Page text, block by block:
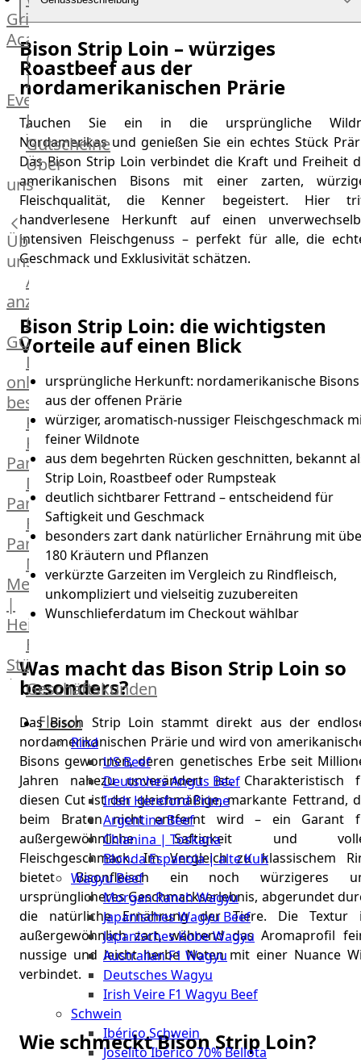
Grill
Academy
OTTO@Home
Individuelle
Events
Partner
Kalender
Gästehaus
Villa
Glanzstoff
Gutscheine
Über
uns
Über
uns
Alle
anzeigen
OTTO
GOURMET
Lebensmittel
online
bestellen
Karriere
Kochschul-
Partner
Depot-
Partner
Frischetheken-
Partner
Männer
Metzger
|
Heinsberg
Feinkost
Stüttgen
|
The
Meat
Club
Stuttgart
Geschäftskunden
Fleisch
Rind
US Beef
Deutsches Angus Beef
Irish Hereford Prime
Argentina Beef
Chianina | Toskana
Blonda Espanola | alte Kuh
Wagyu Beef
Morgan Ranch Wagyu
Japanisches Wagyu Beef
Japanisches Kobe Wagyu
Australian F1 Wagyu
Deutsches Wagyu
Irish Veire F1 Wagyu Beef
Schwein
Ibérico Schwein
Joselito Ibérico 70% Bellota
Bison Strip Loin – würziges
Roastbeef aus der
nordamerikanischen Prärie
Tauchen Sie ein in die ursprüngliche
Nordamerikas und genießen Sie ein echtes Stück
Das Bison Strip Loin verbindet die Kraft und Freiheit
amerikanischen Bisons mit einer zarten,
Fleischqualität, die Kenner begeistert. Hier
handverlesene Herkunft auf einen
intensiven Fleischgenuss – perfekt für alle, die
Geschmack und Exklusivität schätzen.
Bison Strip Loin: die wichtigsten
Vorteile auf einen Blick
ursprüngliche Herkunft: nordamerikanische Bisons
aus der offenen Prärie
würziger, aromatisch-nussiger Fleischgeschmack
feiner Wildnote
aus dem begehrten Rücken geschnitten, bekannt
Strip Loin, Roastbeef oder Rumpsteak
deutlich sichtbarer Fettrand – entscheidend für
Saftigkeit und Geschmack
besonders zart dank natürlicher Ernährung mit
180 Kräutern und Pflanzen
verkürzte Garzeiten im Vergleich zu Rindfleisch,
unkompliziert und vielseitig zuzubereiten
Wunschlieferdatum im Checkout wählbar
Was macht das Bison Strip Loin so
besonders?
Das Bison Strip Loin stammt direkt aus der
nordamerikanischen Prärie und wird von
Bisons gewonnen, deren genetisches Erbe seit
Jahren nahezu unverändert ist. Charakteristisch
diesen Cut ist der gleichmäßige, markante Fettrand,
beim Braten nicht entfernt wird – ein Garant
außergewöhnliche Saftigkeit und
Fleischgeschmack. Im Vergleich zu klassischem
bietet Bisonfleisch ein noch würzigeres
ursprünglicheres Geschmackserlebnis, abgerundet
die natürliche Ernährung der Tiere. Die Textur
außergewöhnlich zart, während das Aromaprofil
nussige und leicht herbe Noten mit einer Nuance
verbindet.
Wie schmeckt Bison Strip Loin?